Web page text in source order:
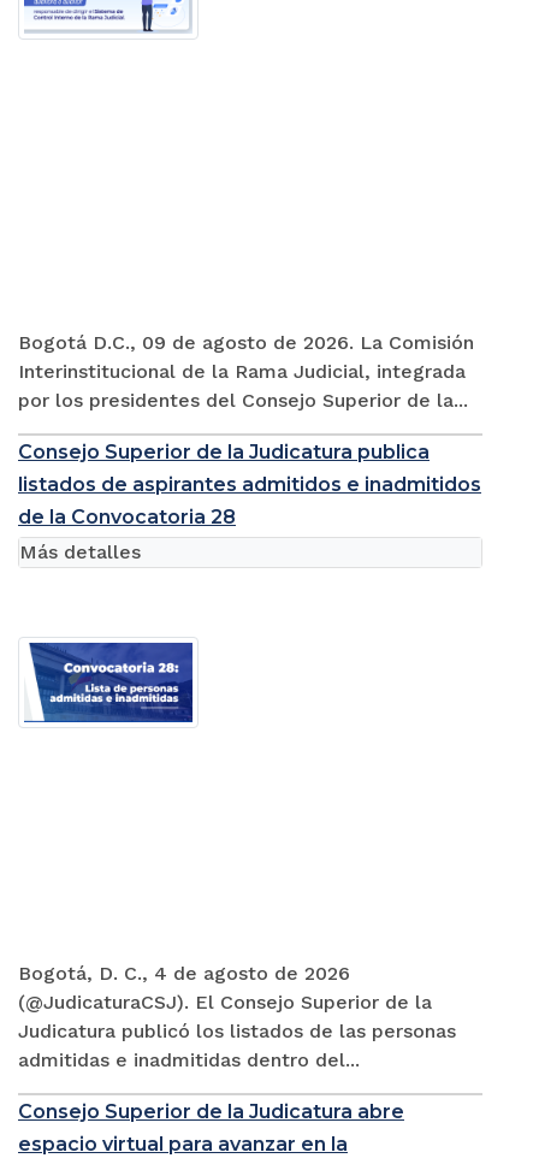
Bogotá D.C., 09 de agosto de 2026. La Comisión
Interinstitucional de la Rama Judicial, integrada
por los presidentes del Consejo Superior de la...
Consejo Superior de la Judicatura publica
listados de aspirantes admitidos e inadmitidos
de la Convocatoria 28
Bogotá, D. C., 4 de agosto de 2026
(@JudicaturaCSJ). El Consejo Superior de la
Judicatura publicó los listados de las personas
admitidas e inadmitidas dentro del...
Más detalles
Consejo Superior de la Judicatura abre
espacio virtual para avanzar en la